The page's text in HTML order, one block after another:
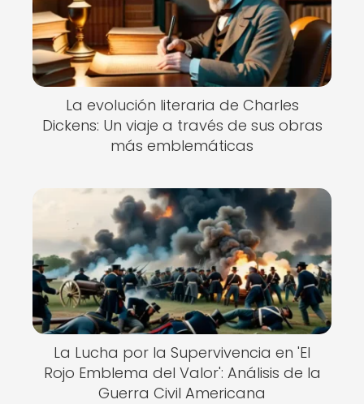
La evolución literaria de Charles
Dickens: Un viaje a través de sus obras
más emblemáticas
La Lucha por la Supervivencia en 'El
Rojo Emblema del Valor': Análisis de la
Guerra Civil Americana